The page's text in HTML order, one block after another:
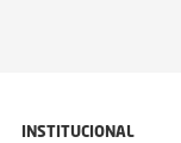
INSTITUCIONAL